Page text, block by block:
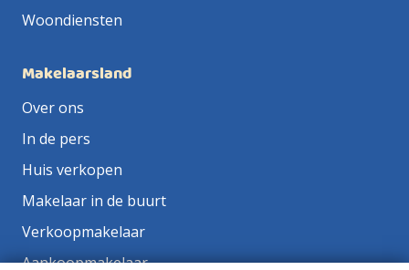
Woondiensten
Makelaarsland
Over ons
In de pers
Huis verkopen
Makelaar in de buurt
Verkoopmakelaar
Aankoopmakelaar